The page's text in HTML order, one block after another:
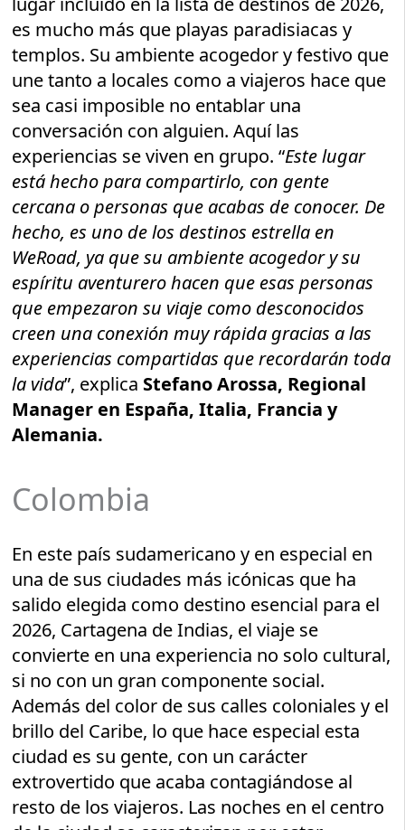
es mucho más que playas paradisiacas y
templos. Su ambiente acogedor y festivo que
une tanto a locales como a viajeros hace que
sea casi imposible no entablar una
conversación con alguien. Aquí las
experiencias se viven en grupo. “Este lugar
está hecho para compartirlo, con gente
cercana o personas que acabas de conocer. De
hecho, es uno de los destinos estrella en
WeRoad, ya que su ambiente acogedor y su
espíritu aventurero hacen que esas personas
que empezaron su viaje como desconocidos
creen una conexión muy rápida gracias a las
experiencias compartidas que recordarán toda
la vida”, explica Stefano Arossa, Regional
Manager en España, Italia, Francia y
Alemania.
Colombia
En este país sudamericano y en especial en
una de sus ciudades más icónicas que ha
salido elegida como destino esencial para el
2026, Cartagena de Indias, el viaje se
convierte en una experiencia no solo cultural,
si no con un gran componente social.
Además del color de sus calles coloniales y el
brillo del Caribe, lo que hace especial esta
ciudad es su gente, con un carácter
extrovertido que acaba contagiándose al
resto de los viajeros. Las noches en el centro